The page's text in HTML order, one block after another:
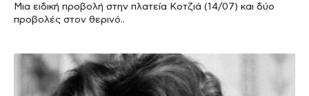
Μια ειδική προβολή στην πλατεία Κοτζιά (14/07) και δύο
προβολές στον θερινό..